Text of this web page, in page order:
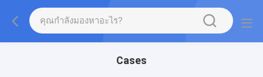
Cases